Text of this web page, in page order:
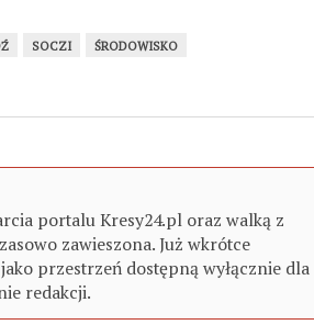
SOCZI ŚRODOWISKO
portalu Kresy24.pl oraz walką z
zawieszona. Już wkrótce
przestrzeń dostępną wyłącznie dla
redakcji.